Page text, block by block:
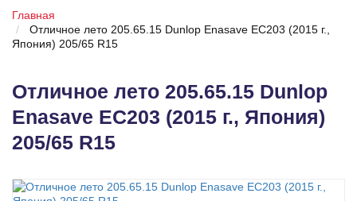
Главная
Отличное лето 205.65.15 Dunlop Enasave EC203 (2015 г.,
Япония) 205/65 R15
Отличное лето 205.65.15 Dunlop
Enasave EC203 (2015 г., Япония)
205/65 R15